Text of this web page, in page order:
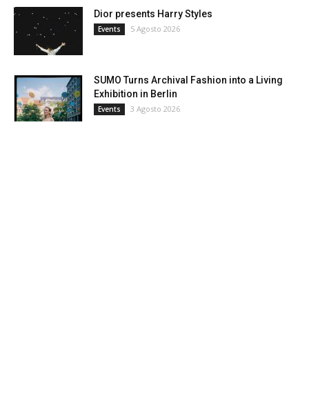
Dior presents Harry Styles
Events 5 Agosto 2026
SUMO Turns Archival Fashion into a Living
Exhibition in Berlin
Events 3 Agosto 2026